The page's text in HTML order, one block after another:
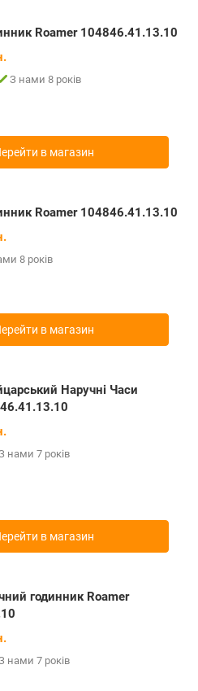
Roamer 104846.41.13.10
З нами 8 років
в магазин
Roamer 104846.41.13.10
8 років
в магазин
Наручні Часи
нами 7 років
в магазин
годинник Roamer
нами 7 років